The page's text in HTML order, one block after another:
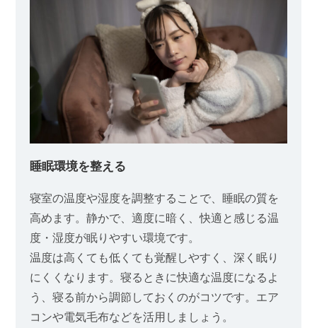
睡眠環境を整える
寝室の温度や湿度を調整することで、睡眠の質を
高めます。静かで、適度に暗く、快適と感じる温
度・湿度が眠りやすい環境です。
温度は高くても低くても覚醒しやすく、深く眠り
にくくなります。寝るときに快適な温度になるよ
う、寝る前から調節しておくのがコツです。エア
コンや電気毛布などを活用しましょう。